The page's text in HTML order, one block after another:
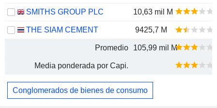
SMITHS GROUP PLC 10,63 mil M
THE SIAM CEMENT 9425,7 M
Promedio 105,99 mil M
Media ponderada por Capi.
Conglomerados de bienes de consumo